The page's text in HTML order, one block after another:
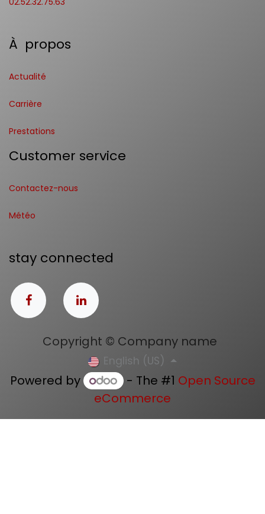
À propos
Actualité
Carrière
Prestations
Customer service
Contactez-nous
Météo
stay connected
Copyright © Company name
English (US)
Powered by - The #1 Open Source
eCommerce